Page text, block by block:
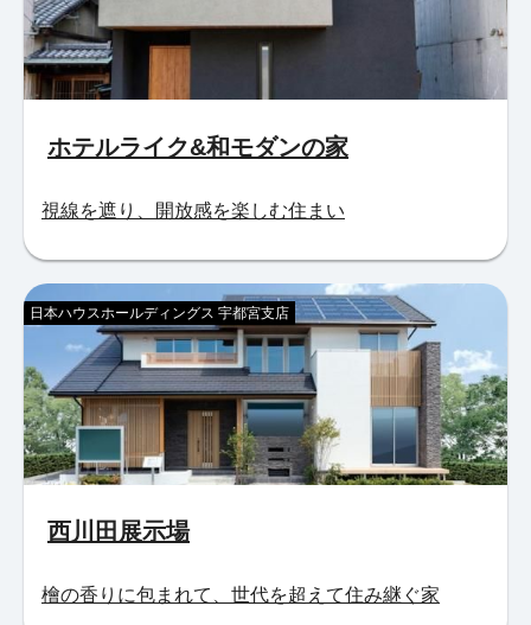
ホテルライク&和モダンの家
視線を遮り、開放感を楽しむ住まい
西川田展示場
日本ハウスホールディングス 宇都宮支店
檜の香りに包まれて、世代を超えて住み継ぐ家